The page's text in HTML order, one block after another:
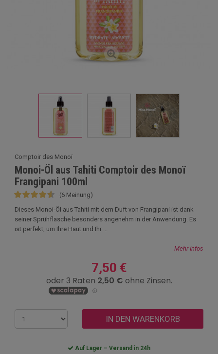
Comptoir des Monoï
Monoi-Öl aus Tahiti Comptoir des Monoï
Frangipani 100ml
(6 Meinung)
Dieses Monoi-Öl aus Tahiti mit dem Duft von Frangipani ist dank
seiner Sprühflasche besonders angenehm in der Anwendung. Es
ist perfekt, um Ihre Haut und Ihr ...
Mehr Infos
7,50 €
IN DEN WARENKORB
Auf Lager – Versand in 24h